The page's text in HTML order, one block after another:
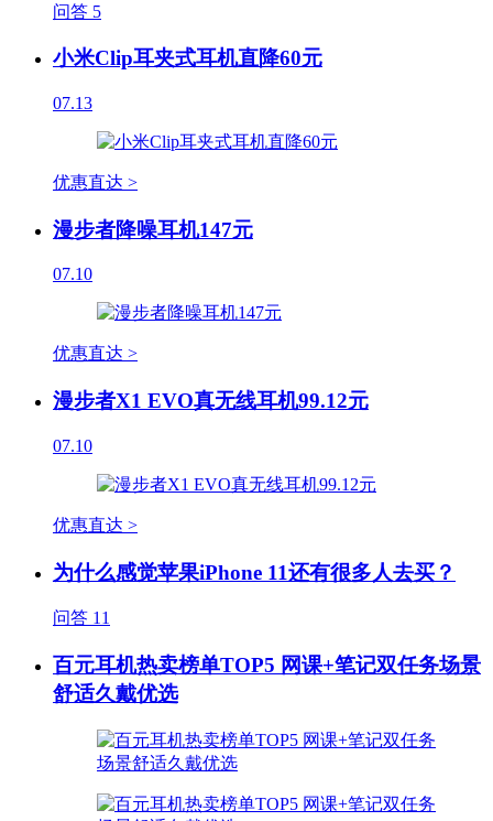
问答 5
小米Clip耳夹式耳机直降60元
07.13
优惠直达 >
漫步者降噪耳机147元
07.10
优惠直达 >
漫步者X1 EVO真无线耳机99.12元
07.10
优惠直达 >
为什么感觉苹果iPhone 11还有很多人去买？
问答 11
百元耳机热卖榜单TOP5 网课+笔记双任务场景
舒适久戴优选